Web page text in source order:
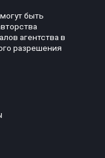
быть
агентства в
разрешения